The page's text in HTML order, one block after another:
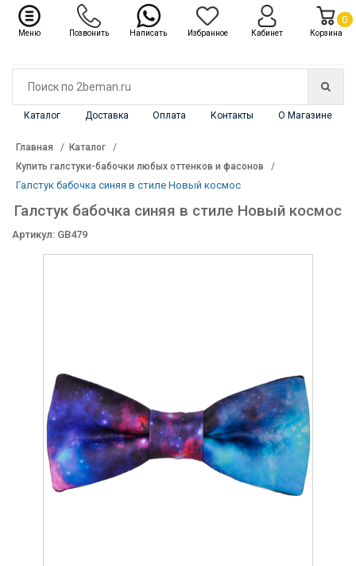
Каталог Доставка Оплата Контакты О Магазине
Каталог ✖
Главная
Каталог
Купить галстуки-бабочки любых оттенков и фасонов
Галстук бабочка синяя в стиле Новый космос
Галстук бабочка синяя в стиле Новый космос
Артикул: GB479
Меню Позвонить Написать Избранное Кабинет Корзина
0